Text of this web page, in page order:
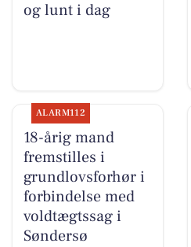
og lunt i dag
ALARM112
18-årig mand
fremstilles i
grundlovsforhør i
forbindelse med
voldtægtssag i
Søndersø